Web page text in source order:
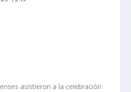
asistieron a la celebración